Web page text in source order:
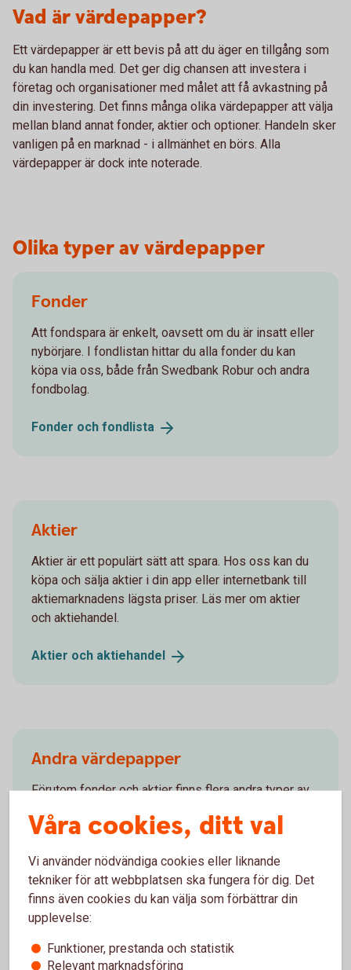
Vad är värdepapper?
Ett värdepapper är ett bevis på att du äger en tillgång som
du kan handla med. Det ger dig chansen att investera i
företag och organisationer med målet att få avkastning på
din investering. Det finns många olika värdepapper att välja
mellan bland annat fonder, aktier och optioner. Handeln sker
vanligen på en marknad - i allmänhet en börs. Alla
värdepapper är dock inte noterade.
Olika typer av värdepapper
Fonder
Att fondspara är enkelt, oavsett om du är insatt eller
nybörjare. I fondlistan hittar du alla fonder du kan
köpa via oss, både från Swedbank Robur och andra
fondbolag.
Fonder och fondlista
Aktier
Aktier är ett populärt sätt att spara. Hos oss kan du
köpa och sälja aktier i din app eller internetbank till
aktiemarknadens lägsta priser. Läs mer om aktier
och aktiehandel.
Aktier och aktiehandel
Andra värdepapper
Förutom fonder och aktier finns flera andra typer av
warranter och ETF:er. Se vad som passar dig och
Andravärdepapper
Våra cookies, ditt val
Vi använder nödvändiga cookies eller liknande
tekniker för att webbplatsen ska fungera för dig. Det
finns även cookies du kan välja som förbättrar din
upplevelse:
Funktioner, prestanda och statistik
Relevant marknadsföring